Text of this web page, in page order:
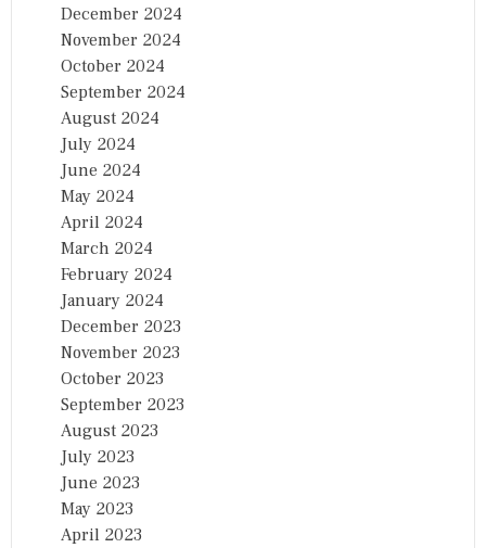
December 2024
November 2024
October 2024
September 2024
August 2024
July 2024
June 2024
May 2024
April 2024
March 2024
February 2024
January 2024
December 2023
November 2023
October 2023
September 2023
August 2023
July 2023
June 2023
May 2023
April 2023